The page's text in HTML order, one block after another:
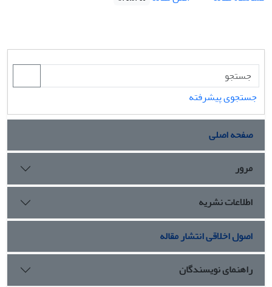
جستجوی پیشرفته
صفحه اصلی
مرور
اطلاعات نشریه
اصول اخلاقی انتشار مقاله
راهنمای نویسندگان